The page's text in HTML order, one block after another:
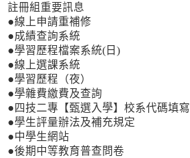
註冊組重要訊息
●線上申請重補修
●成績查詢系統
●學習歷程檔案系統(日)
●線上選課系統
●學習歷程（夜）
●學雜費繳費及查詢
●四技二專【甄選入學】校系代碼填寫
●學生評量辦法及補充規定
●中學生網站
●後期中等教育普查問卷